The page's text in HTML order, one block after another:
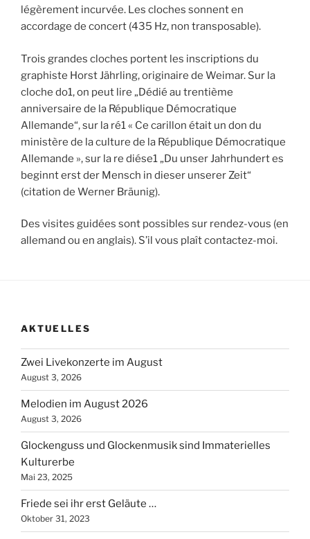
légèrement incurvée. Les cloches sonnent en
accordage de concert (435 Hz, non transposable).
Trois grandes cloches portent les inscriptions du
graphiste Horst Jährling, originaire de Weimar. Sur la
cloche do1, on peut lire „Dédié au trentième
anniversaire de la République Démocratique
Allemande“, sur la ré1 « Ce carillon était un don du
ministère de la culture de la République Démocratique
Allemande », sur la re diése1 „Du unser Jahrhundert es
beginnt erst der Mensch in dieser unserer Zeit“
(citation de Werner Bräunig).
Des visites guidées sont possibles sur rendez-vous (en
allemand ou en anglais). S’il vous plaît contactez-moi.
AKTUELLES
Zwei Livekonzerte im August
August 3, 2026
Melodien im August 2026
August 3, 2026
Glockenguss und Glockenmusik sind Immaterielles
Kulturerbe
Mai 23, 2025
Friede sei ihr erst Geläute …
Oktober 31, 2023